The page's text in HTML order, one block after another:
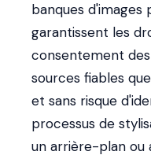
banques d'images
garantissent les
consentement
sources fiables
et sans risque
processus de
un arrière-plan ou